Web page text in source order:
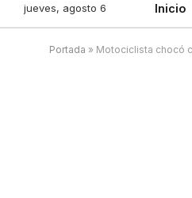
jueves, agosto 6 Inicio
Portada » Motociclista chocó